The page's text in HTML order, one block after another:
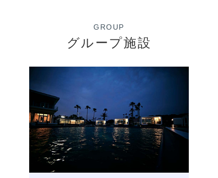
GROUP
グループ施設